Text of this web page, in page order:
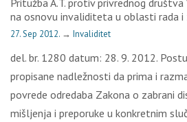
Pritužba A.T. protiv privrednog društva
na osnovu invaliditeta u oblasti rada
27. Sep 2012. → Invaliditet
del. br. 1280 datum: 28. 9. 2012.
propisane nadležnosti da prima i
povrede odredaba Zakona o zabrani
mišljenja i preporuke u konkretnim